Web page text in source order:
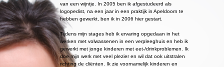
van een wijntje. In 2005 ben ik afgestudeerd als
logopedist, na een jaar in een praktijk in Apeldoorn te
hebben gewerkt, ben ik in 2006 hier gestart.
Tijdens mijn stages heb ik ervaring opgedaan in het
werken met volwassenen in een verpleeghuis en heb ik
gewerkt met jonge kinderen met eet-/drinkproblemen. Ik
doe mijn werk met veel plezier en wil dat ook uitstralen
richting de cliënten. Ik zie voornamelijk kinderen en